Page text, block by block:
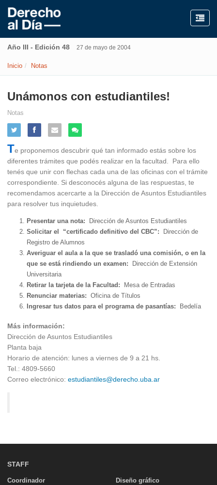
Año III - Edición 48 27 de mayo de 2004
Inicio Notas
Unámonos con estudiantiles!
Notas
Te proponemos descubrir qué tan informado estás sobre los
diferentes trámites que podés realizar en la facultad. Para ello
tenés que unir con flechas cada una de las oficinas con el trámite
correspondiente. Si desconocés alguna de las respuestas, te
recomendamos acercarte a la Dirección de Asuntos Estudiantiles
para resolver tus inquietudes.
Presentar una nota: Dirección de Asuntos Estudiantiles
Solicitar el “certificado definitivo del CBC”: Dirección de
Registro de Alumnos
Averiguar el aula a la que se trasladó una comisión, o en la
que se está rindiendo un examen: Dirección de Extensión
Universitaria
Retirar la tarjeta de la Facultad: Mesa de Entradas
Renunciar materias: Oficina de Títulos
Ingresar tus datos para el programa de pasantías: Bedelía
Más información:
Dirección de Asuntos Estudiantiles
Planta baja
Horario de atención: lunes a viernes de 9 a 21 hs.
Tel.: 4809-5660
Correo electrónico: estudiantiles@derecho.uba.ar
STAFF
Coordinador
Diseño gráfico